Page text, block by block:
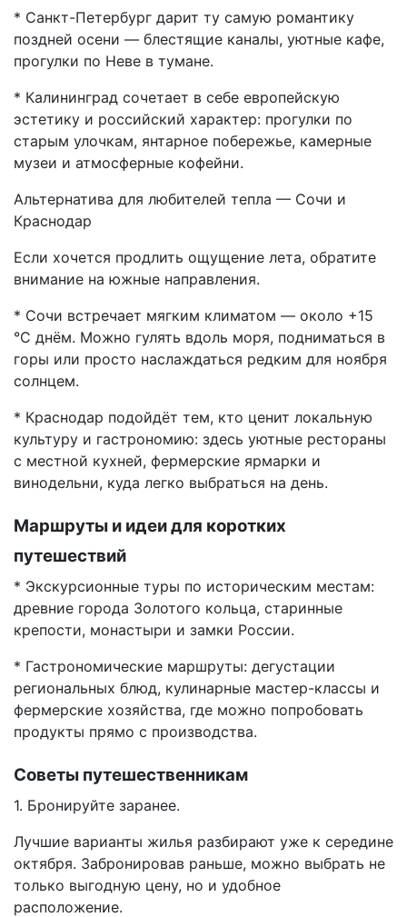
* Санкт-Петербург дарит ту самую романтику
поздней осени — блестящие каналы, уютные кафе,
прогулки по Неве в тумане.
* Калининград сочетает в себе европейскую
эстетику и российский характер: прогулки по
старым улочкам, янтарное побережье, камерные
музеи и атмосферные кофейни.
Альтернатива для любителей тепла — Сочи и
Краснодар
Если хочется продлить ощущение лета, обратите
внимание на южные направления.
* Сочи встречает мягким климатом — около +15
°C днём. Можно гулять вдоль моря, подниматься в
горы или просто наслаждаться редким для ноября
солнцем.
* Краснодар подойдёт тем, кто ценит локальную
культуру и гастрономию: здесь уютные рестораны
с местной кухней, фермерские ярмарки и
винодельни, куда легко выбраться на день.
Маршруты и идеи для коротких
путешествий
* Экскурсионные туры по историческим местам:
древние города Золотого кольца, старинные
крепости, монастыри и замки России.
* Гастрономические маршруты: дегустации
региональных блюд, кулинарные мастер-классы и
фермерские хозяйства, где можно попробовать
продукты прямо с производства.
Советы путешественникам
1. Бронируйте заранее.
Лучшие варианты жилья разбирают уже к середине
октября. Забронировав раньше, можно выбрать не
только выгодную цену, но и удобное
расположение.